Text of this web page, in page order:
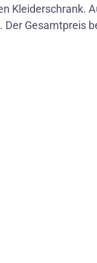
Kleiderschrank.
Gesamtpreis